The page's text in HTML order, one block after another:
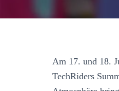
Am 17. und 18.
TechRiders